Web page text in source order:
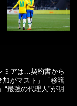
ミアは…契約書から
加がマスト」「移籍
“最強の代理人”が明